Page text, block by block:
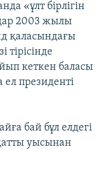
«ұлт бірлігін
2003 жылы
қаласындағы
тірісінде
кеткен баласы
президенті
бай бұл елдегі
уысынан